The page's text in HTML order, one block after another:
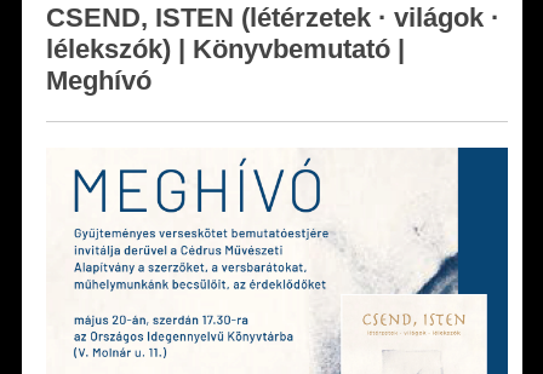
CSEND, ISTEN (létérzetek · világok ·
lélekszók) | Könyvbemutató |
Meghívó